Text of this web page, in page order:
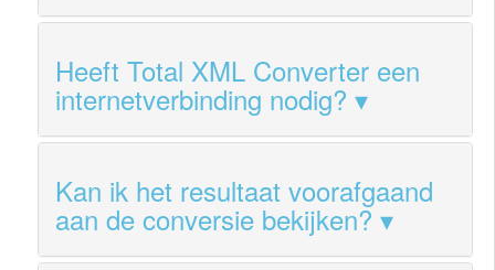
Heeft Total XML Converter een
internetverbinding nodig?
Kan ik het resultaat voorafgaand
aan de conversie bekijken?